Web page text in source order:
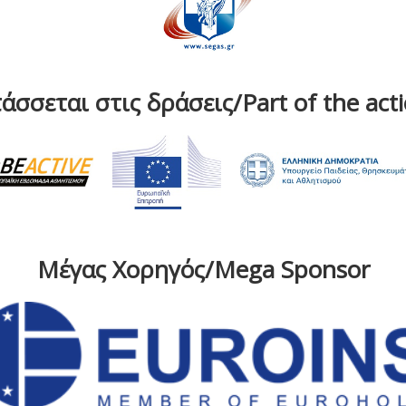
στις δράσεις/Part of the
Μέγας Χορηγός/Mega Sponsor